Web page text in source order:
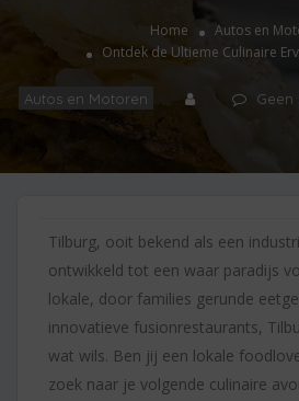
Home
Autos en
Ontdek de Ultieme Culinaire
Autos en Motoren Geen
Tilburg, ooit bekend als een
ontwikkeld tot een waar paradijs
lokale, door families gerunde
innovatieve fusionrestaurants,
wat wils. Ben jij een lokale
zoek naar je volgende culinaire